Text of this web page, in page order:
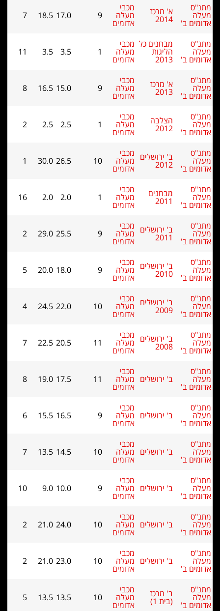
ב'
א' מרכז
2014
מכבי
מעלה
אדומים
9
18.5
7
ב'
מבחנים כל
הליגות
2013
מכבי
מעלה
אדומים
1
3.5
11
ב'
א' מרכז
2013
מכבי
מעלה
אדומים
9
16.5
8
ב'
הצלבה
2012 מעלה
אדומים
1
2.5
2
ב'
ב' ירושלים
2012
מכבי
מעלה
אדומים
10
30.0
1
ב'
מבחנים
2011
מכבי
מעלה
אדומים
1
2.0
16
ב'
ב' ירושלים
2011
מכבי
מעלה
אדומים
9
29.0
2
ב'
ב' ירושלים
2010
מכבי
מעלה
אדומים
9
20.0
5
ב'
ב' ירושלים
2009
מכבי
מעלה
אדומים
10
24.5
4
ב'
ב' ירושלים
2008
מכבי
מעלה
אדומים
11
22.5
7
ב'
ב' ירושלים מעלה
אדומים
11
19.0
8
ב'
ב' ירושלים מעלה
אדומים
9
15.5
6
ב'
ב' ירושלים מעלה
אדומים
10
13.5
7
ב'
ב' ירושלים מעלה
אדומים
9
9.0
10
ב'
ב' ירושלים מעלה
אדומים
10
21.0
2
ב'
ב' ירושלים מעלה
אדומים
10
21.0
2
ב'
ב' מרכז
(בית 1)
מכבי
מעלה
אדומים
10
13.5
5